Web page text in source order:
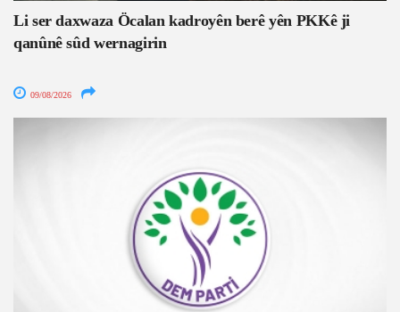
Li ser daxwaza Öcalan kadroyên berê yên PKKê ji
qanûnê sûd wernagirin
09/08/2026